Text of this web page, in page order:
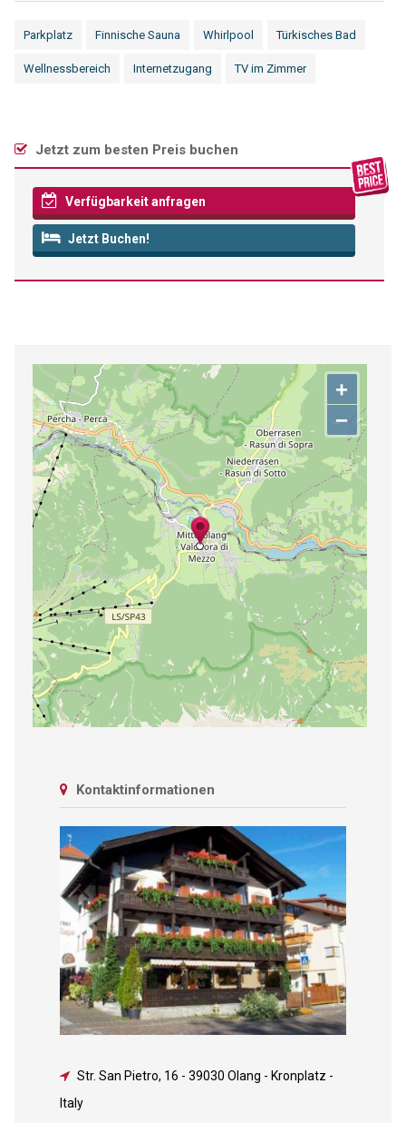
Parkplatz Finnische Sauna Whirlpool Türkisches Bad
Wellnessbereich Internetzugang TV im Zimmer
Jetzt zum besten Preis buchen
Verfügbarkeit anfragen
Jetzt Buchen!
+
−
Kontaktinformationen
Str. San Pietro, 16 - 39030 Olang - Kronplatz -
Italy